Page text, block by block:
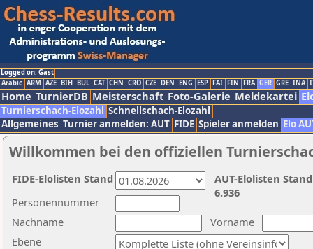
Logged on: Gast
Arabic ARM AZE BIH BUL CAT CHN CRO CZE DEN ENG ESP FAI FIN FRA GER GRE INA
Home TurnierDB Meisterschaft Foto-Galerie Meldekartei
Turnierschach-Elozahl Schnellschach-Elozahl
Allgemeines Turnier anmelden: AUT FIDE Spieler anmelden Elo
Willkommen bei den offiziellen
Nachname
Vorname
Ebene
Personennummer
AUT-Elolisten
6.936
FIDE-Elolisten Stand